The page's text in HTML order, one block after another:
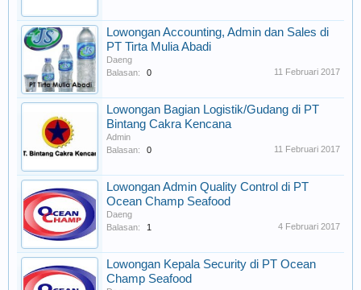
Lowongan Accounting, Admin dan Sales di
PT Tirta Mulia Abadi
Daeng
Balasan:
0 11 Februari 2017
Lowongan Bagian Logistik/Gudang di PT
Bintang Cakra Kencana
Admin
Balasan:
0 11 Februari 2017
Lowongan Admin Quality Control di PT
Ocean Champ Seafood
Daeng
Balasan:
1 4 Februari 2017
Lowongan Kepala Security di PT Ocean
Champ Seafood